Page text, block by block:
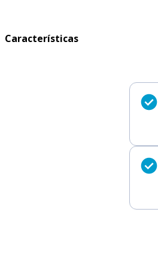
Características